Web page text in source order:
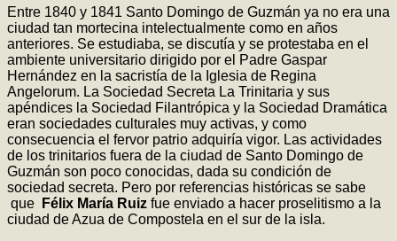
Entre 1840 y 1841 Santo Domingo de Guzmán ya no era una
ciudad tan mortecina intelectualmente como en años
anteriores. Se estudiaba, se discutía y se protestaba en el
ambiente universitario dirigido por el Padre Gaspar
Hernández en la sacristía de la Iglesia de Regina
Angelorum. La Sociedad Secreta La Trinitaria y sus
apéndices la Sociedad Filantrópica y la Sociedad Dramática
eran sociedades culturales muy activas, y como
consecuencia el fervor patrio adquiría vigor. Las actividades
de los trinitarios fuera de la ciudad de Santo Domingo de
Guzmán son poco conocidas, dada su condición de
sociedad secreta. Pero por referencias históricas se sabe
que
Félix María Ruiz fue enviado a hacer proselitismo a la
ciudad de Azua de Compostela en el sur de la isla.